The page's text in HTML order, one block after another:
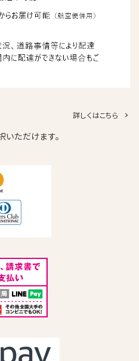
詳しくはこちら
ただけます。